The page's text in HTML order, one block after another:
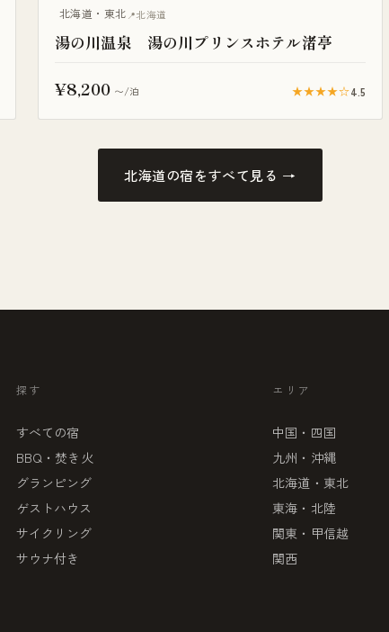
露天風呂付き客室
北海道・東北 北海道
湯の川温泉 湯の川プリンスホテル渚亭
¥8,200 〜/泊 ★★★★☆4.5
北海道の宿をすべて見る →
探す
すべての宿
BBQ・焚き火
グランピング
ゲストハウス
サイクリング
サウナ付き
エリア
中国・四国
九州・沖縄
北海道・東北
東海・北陸
関東・甲信越
関西